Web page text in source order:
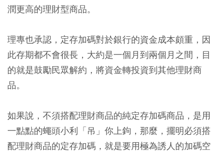
潤更高的理財型商品。
理專也承認，定存加碼對於銀行的資金成本頗重，因
此存期都不會很長，大約是一個月到兩個月之間，目
的就是鼓勵民眾解約，將資金轉投資到其他理財商
品。
如果說，不須搭配理財商品的純定存加碼商品，是用
一點點的蠅頭小利「吊」你上鉤，那麼，擺明必須搭
配理財商品的定存加碼，就是要用極為誘人的加碼空